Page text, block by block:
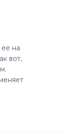
потом
вот,